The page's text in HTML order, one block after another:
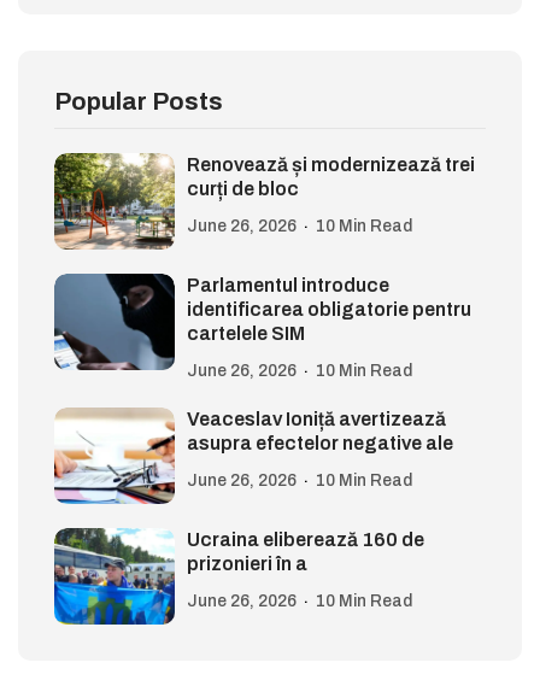
Popular Posts
Renovează și modernizează trei
curți de bloc
June 26, 2026 10 Min Read
Parlamentul introduce
identificarea obligatorie pentru
cartelele SIM
June 26, 2026 10 Min Read
Veaceslav Ioniță avertizează
asupra efectelor negative ale
June 26, 2026 10 Min Read
Ucraina eliberează 160 de
prizonieri în a
June 26, 2026 10 Min Read